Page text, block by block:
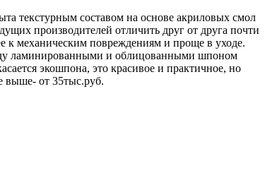
текстурным составом на основе акриловых смол
производителей отличить друг от друга почти
к механическим повреждениям и проще в уходе.
ламинированными и облицованными шпоном
экошпона, это красивое и практичное, но
выше- от 35тыс.руб.